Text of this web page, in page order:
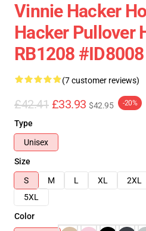
Vinnie Hacker
Hacker Pullover
RB1208 #ID8008
(7 customer reviews)
£42.41 £33.93 $42.95 -20%
Type
Unisex
Size
S
M L XL 2XL
5XL
Color